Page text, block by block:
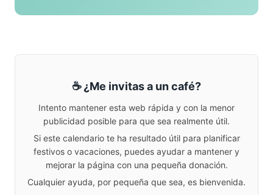
☕ ¿Me invitas a un café?
Intento mantener esta web rápida y con la menor
publicidad posible para que sea realmente útil.
Si este calendario te ha resultado útil para planificar
festivos o vacaciones, puedes ayudar a mantener y
mejorar la página con una pequeña donación.
Cualquier ayuda, por pequeña que sea, es bienvenida.